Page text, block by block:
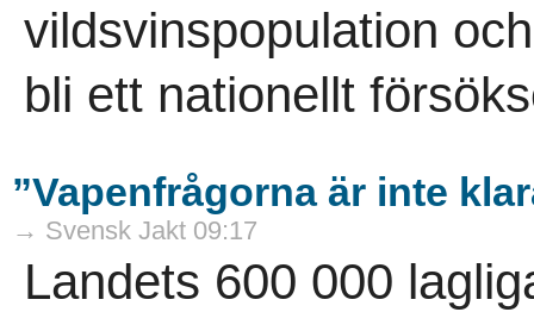
vildsvinspopulation
bli ett nationellt
”Vapenfrågorna är inte
→ Svensk Jakt 09:17
Landets 600 000